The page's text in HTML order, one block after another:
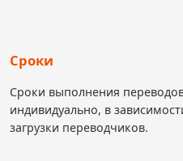
Сроки
Сроки выполнения
индивидуально, в
загрузки переводчиков.